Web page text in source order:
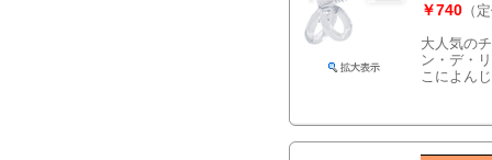
￥740 （
大人気の
ン・デ・
こによん